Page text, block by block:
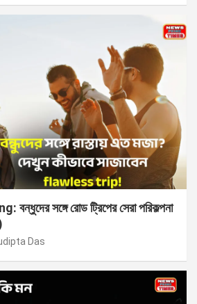
সঙ্গে রোড ট্রিপের সেরা পরিকল্পনা
Das